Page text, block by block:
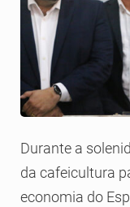
Durante a
da cafeicultura
economia do